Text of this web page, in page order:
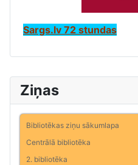
Ziņas
Bibliotēkas ziņu sākumlapa
Centrālā bibliotēka
2. bibliotēka
Sargs.lv 72 stundas